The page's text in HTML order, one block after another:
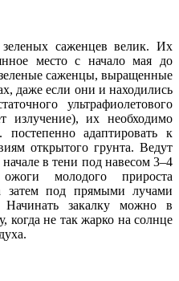
саженцев велик. Их
место с начало мая до
саженцы, выращенные
даже если они и находились
ультрафиолетового
излучение), их необходимо
постепенно адаптировать к
открытого грунта. Ведут
в тени под навесом 3–4
молодого прироста
затем под прямыми лучами
закалку можно в
когда не так жарко на солнце